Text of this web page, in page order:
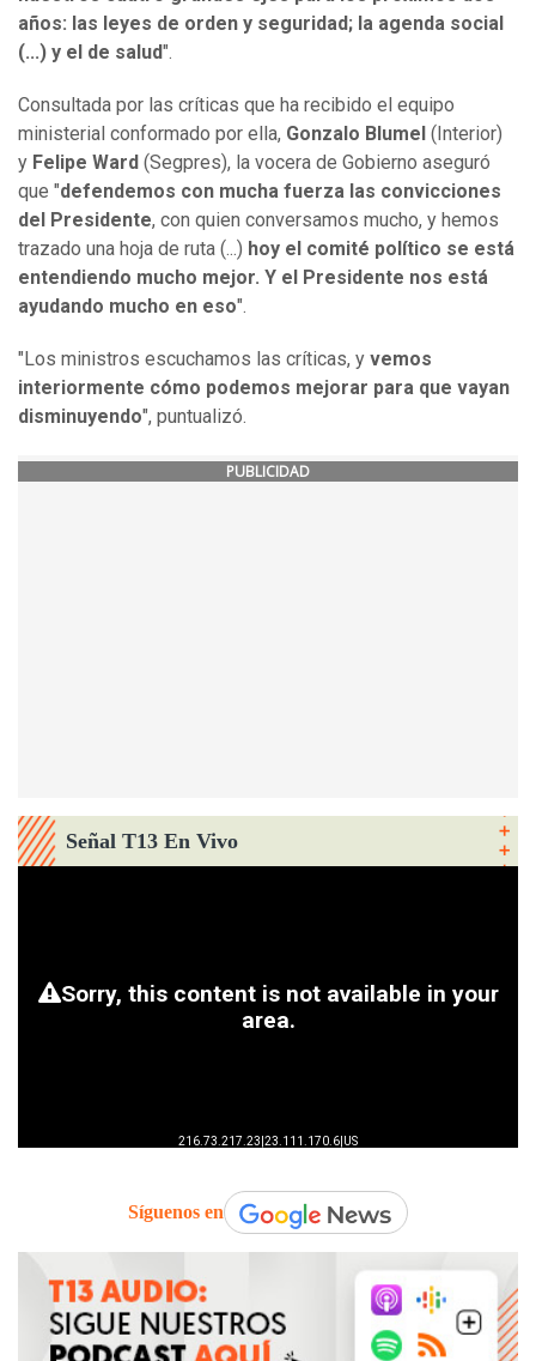
años: las leyes de orden y seguridad; la agenda social
(...) y el de salud".
Consultada por las críticas que ha recibido el equipo
ministerial conformado por ella, Gonzalo Blumel (Interior)
y Felipe Ward (Segpres), la vocera de Gobierno aseguró
que "defendemos con mucha fuerza las convicciones
del Presidente, con quien conversamos mucho, y hemos
trazado una hoja de ruta (...) hoy el comité político se está
entendiendo mucho mejor. Y el Presidente nos está
ayudando mucho en eso".
"Los ministros escuchamos las críticas, y vemos
interiormente cómo podemos mejorar para que vayan
disminuyendo", puntualizó.
PUBLICIDAD
Señal T13 En Vivo
Síguenos en